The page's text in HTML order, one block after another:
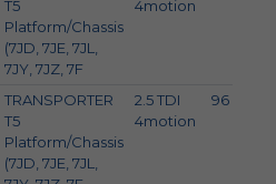
T5
Platform/Chassis
(7JD, 7JE, 7JL,
7JY, 7JZ, 7F
4motion
TRANSPORTER
T5
Platform/Chassis
(7JD, 7JE, 7JL,
2.5 TDI
4motion
96